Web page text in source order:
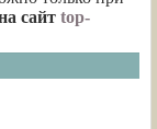
сайт top-